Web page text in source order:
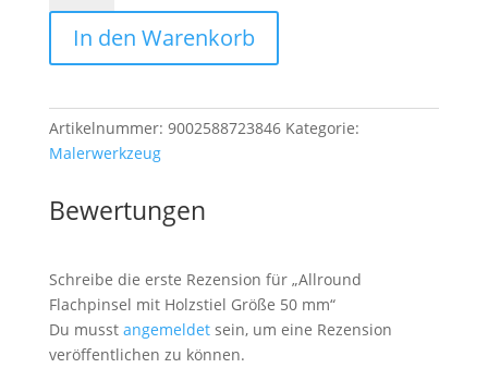
mit
Holzstiel
Größe
mm
Menge
In den Warenkorb
Artikelnummer: 9002588723846 Kategorie:
Malerwerkzeug
Bewertungen
Schreibe die erste Rezension für „Allround
Flachpinsel mit Holzstiel Größe 50 mm“
Du musst angemeldetsein, um eine Rezension
veröffentlichen zu können.